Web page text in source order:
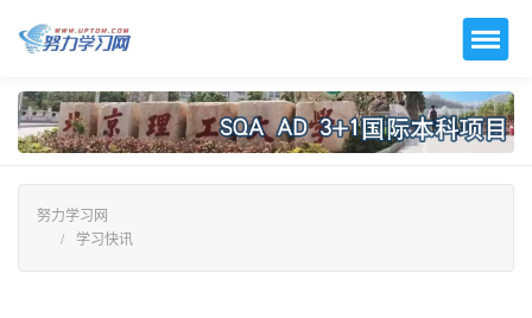
努力学习网
学习快讯